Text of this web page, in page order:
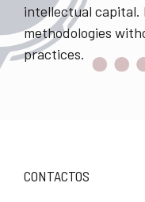
intellectual capital.
methodologies
practices.
CONTACTOS